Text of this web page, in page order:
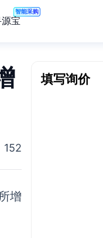
宝
智能采购
152
增
填写询价